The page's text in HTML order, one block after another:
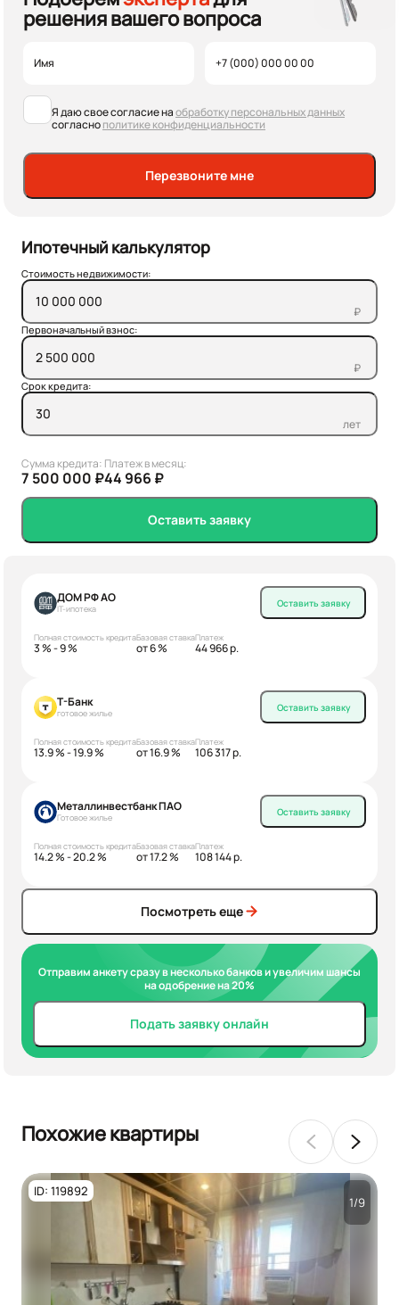
решения вашего вопроса
Я даю свое согласие наобработку персональных данных
согласнополитике конфиденциальности
Перезвоните мне
Ипотечный калькулятор
Стоимость недвижимости:
₽
Первоначальный взнос:
₽
Срок кредита:
лет
Сумма кредита:
7 500 000 ₽
Платеж в месяц:
44 966 ₽
Оставить заявку
ДОМ РФ АО
IT-ипотека
Полная стоимость кредита
3 % - 9 %
Базовая ставка
от 6 %
Платеж
44 966 р.
Оставить заявку
Т-Банк
готовое жилье
Полная стоимость кредита
13.9 % - 19.9 %
Базовая ставка
от 16.9 %
Платеж
106 317 р.
Оставить заявку
Металлинвестбанк ПАО
Готовое жилье
Полная стоимость кредита
14.2 % - 20.2 %
Базовая ставка
от 17.2 %
Платеж
108 144 р.
Оставить заявку
Посмотреть еще
Отправим анкету сразу в несколько банков и увеличим шансы
на одобрение на 20%
Подать заявку онлайн
Похожие квартиры
ID: 119892
1/9